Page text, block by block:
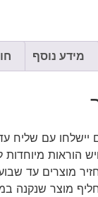
מידע נוסף
יישלחו עם שליח
הוראות
מוצרים עד
מוצר שנקנה במוצר אחר